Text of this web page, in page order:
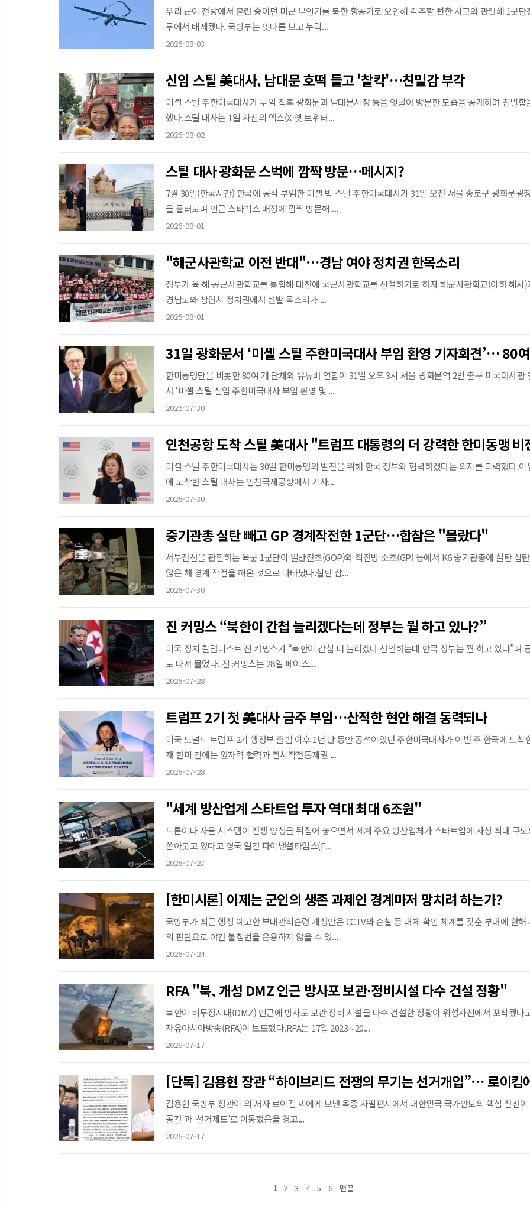
우리 군이 전방에서 훈련 중이던 미군 무인기를 북한 항공기로 오인해 격추할 뻔한 사고와 관련해 1군단
무에서 배제됐다. 국방부는 잇따른 보고 누락...
2026-08-03
신임 스틸 美대사, 남대문 호떡 들고 '찰칵'…친밀감 부각
미셸 스틸 주한미국대사가 부임 직후 광화문과 남대문시장 등을 잇달아 방문한 모습을 공개하며 친밀함
했다.스틸 대사는 1일 자신의 엑스(X·옛 트위터...
2026-08-02
스틸 대사 광화문 스벅에 깜짝 방문…메시지?
7월 30일(한국시간) 한국에 공식 부임한 미셸 박 스틸 주한미국대사가 31일 오전 서울 종로구 광화문광
을 둘러보며 인근 스타벅스 매장에 깜짝 방문해 ...
2026-08-01
"해군사관학교 이전 반대"…경남 여야 정치권 한목소리
정부가 육·해·공군사관학교를 통합해 대전에 국군사관학교를 신설하기로 하자 해군사관학교(이하 해사)
경남도와 창원시 정치권에서 반발 목소리가 ...
2026-08-01
한미동맹단을 비롯한 80여 개 단체와 유튜버 연합이 31일 오후 3시 서울 광화문역 2번 출구 미국대사관
서 ‘미셸 스틸 신임 주한미국대사 부임 환영 및 ...
2026-07-30
미셸 스틸 주한미국대사는 30일 한미동맹의 발전을 위해 한국 정부와 협력하겠다는 의지를 피력했다.이
에 도착한 스틸 대사는 인천국제공항에서 기자...
2026-07-30
중기관총 실탄 빼고 GP 경계작전한 1군단…합참은 "몰랐다"
서부전선을 관할하는 육군 1군단이 일반전초(GOP)와 최전방 소초(GP) 등에서 K6 중기관총에 실탄 삽
않은 채 경계 작전을 해온 것으로 나타났다.실탄 삽...
2026-07-30
진 커밍스 “북한이 간첩 늘리겠다는데 정부는 뭘 하고 있나?”
미국 정치 칼럼니스트 진 커밍스가 “북한이 간첩 더 늘리겠다 선언하는데 한국 정부는 뭘 하고 있냐”며
로 따져 물었다. 진 커밍스는 28일 페이스...
2026-07-28
트럼프 2기 첫 美대사 금주 부임…산적한 현안 해결 동력되나
미국 도널드 트럼프 2기 행정부 출범 이후 1년 반 동안 공석이었던 주한미국대사가 이번 주 한국에 도착
재 한미 간에는 원자력 협력과 전시작전통제권 ...
2026-07-28
"세계 방산업계 스타트업 투자 역대 최대 6조원"
드론이나 자율 시스템이 전쟁 양상을 뒤집어 놓으면서 세계 주요 방산업체가 스타트업에 사상 최대 규
쏟아붓고 있다고 영국 일간 파이낸셜타임스(F...
2026-07-27
[한미시론] 이제는 군인의 생존 과제인 경계마저 망치려 하는가?
국방부가 최근 행정 예고한 부대관리훈령 개정안은 CCTV와 순찰 등 대체 확인 체계를 갖춘 부대에 한해
의 판단으로 야간 불침번을 운용하지 않을 수 있...
2026-07-24
RFA "북, 개성 DMZ 인근 방사포 보관·정비시설 다수 건설 정황"
북한이 비무장지대(DMZ) 인근에 방사포 보관·정비 시설을 다수 건설한 정황이 위성사진에서 포착됐다
자유아시아방송(RFA)이 보도했다.RFA는 17일 2023∼20...
2026-07-17
김용현 국방부 장관이 의 저자 로이킴 씨에게 보낸 옥중 자필편지에서 대한민국 국가안보의 핵심 전선이
공간’과 ‘선거제도’로 이동했음을 경고...
2026-07-17
1 2 3 4 5 6 맨끝